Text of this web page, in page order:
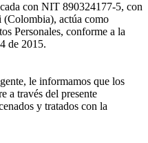
con NIT 890324177-5, con
actúa como
Personales, conforme a la
de 2015.
le informamos que los
a través del presente
y tratados con la